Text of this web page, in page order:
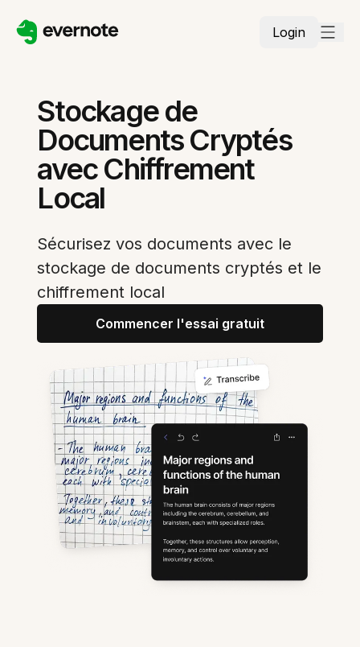
Login
Stockage de
Documents Cryptés
avec Chiffrement
Local
Sécurisez vos documents avec le
stockage de documents cryptés et le
chiffrement local
Commencer l'essai gratuit